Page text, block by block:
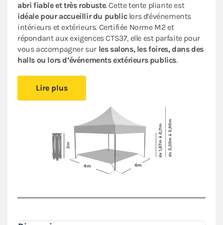
abri fiable et très robuste. Cette tente pliante est
idéale pour accueillir du publiclors d’événements
intérieurs et extérieurs. Certifiée Norme M2 et
répondant aux exigences CTS37, elle est parfaite pour
vous accompagner sur les salons, les foires, dans des
halls ou lors d’événements extérieurs publics.
facilement dans votre véhicule. Le
sans outilvous offre un véritable confort de
Installez-vous rapidement où vous le souhaitez et
protégez-vous des aléas de la météo.
Le toit de cebarnum 4x4m est en polyester avec
enduction PVC de 380 g/m². Le toit est renforcé aux
angles et sur les coutures, et la bâche déperlante est
L'armature hexagonale en aluminium assure solidité
Lire plus